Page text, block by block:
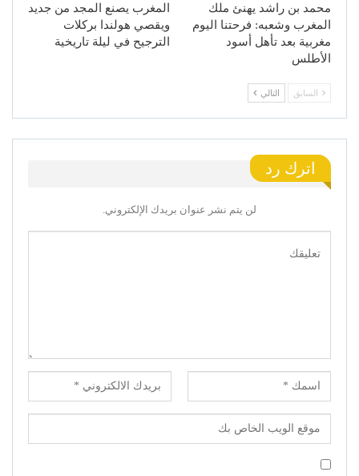
محمد بن راشد يهنئ ملك
المغرب وشعبه: فرحتنا اليوم
مغربية بعد تأهل أسود
الأطلس
المغرب يصنع المجد من جديد
ويقصي هولندا بركلات
الترجيح في ليلة تاريخية
السابق التالي
اترك رد
لن يتم نشر عنوان بريدك الإلكتروني.